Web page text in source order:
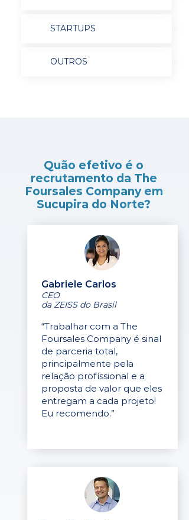
STARTUPS
OUTROS
Quão efetivo é o
recrutamento da The
Foursales Company em
Sucupira do Norte?
Gabriele Carlos
CEO
da ZEISS do Brasil
“Trabalhar com a The
Foursales Company é sinal
de parceria total,
principalmente pela
relação profissional e a
proposta de valor que eles
entregam a cada projeto!
Eu recomendo.”